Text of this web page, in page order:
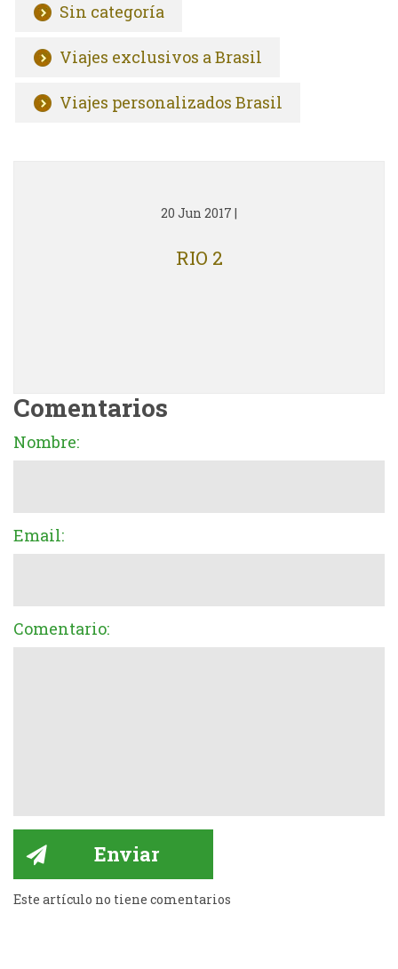
Sin categoría
Viajes exclusivos a Brasil
Viajes personalizados Brasil
20 Jun 2017 |
RIO 2
Comentarios
Nombre:
Email:
Comentario:
Este artículo no tiene comentarios